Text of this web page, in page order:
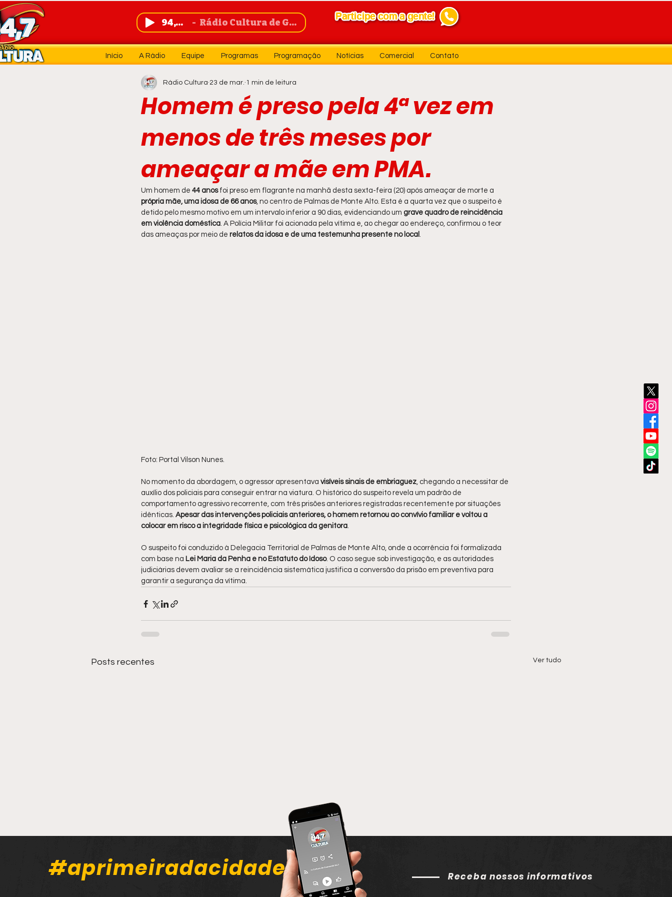
94,7 FM Rádio Cultura de Guanambi
Início A Rádio Equipe Programas Programação Notícias Comercial Contato
Homem é preso pela 4ª vez em
menos de três meses por
ameaçar a mãe em PMA.
Rádio Cultura 23 de mar. 1 min de leitura
Um homem de 44 anos foi preso em flagrante na manhã desta sexta-feira (20) após ameaçar de morte a
própria mãe, uma idosa de 66 anos, no centro de Palmas de Monte Alto. Esta é a quarta vez que o suspeito é
detido pelo mesmo motivo em um intervalo inferior a 90 dias, evidenciando um grave quadro de reincidência
em violência doméstica. A Polícia Militar foi acionada pela vítima e, ao chegar ao endereço, confirmou o teor
das ameaças por meio de relatos da idosa e de uma testemunha presente no local .
Foto: Portal Vilson Nunes.
No momento da abordagem, o agressor apresentava visíveis sinais de embriaguez, chegando a necessitar de
auxílio dos policiais para conseguir entrar na viatura. O histórico do suspeito revela um padrão de
comportamento agressivo recorrente, com três prisões anteriores registradas recentemente por situações
idênticas. Apesar das intervenções policiais anteriores, o homem retornou ao convívio familiar e voltou a
colocar em risco a integridade física e psicológica da genitora.
O suspeito foi conduzido à Delegacia Territorial de Palmas de Monte Alto, onde a ocorrência foi formalizada
com base na Lei Maria da Penha e no Estatuto do Idoso. O caso segue sob investigação, e as autoridades
judiciárias devem avaliar se a reincidência sistemática justifica a conversão da prisão em preventiva para
garantir a segurança da vítima.
Posts recentes Ver tudo
#aprimeiradacidade Receba nossos informativos